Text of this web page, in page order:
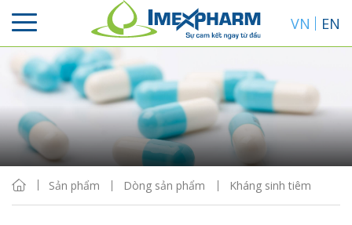
VN EN
Sản phẩm Dòng sản phẩm Kháng sinh tiêm
Sắp xếp
Hiển thị